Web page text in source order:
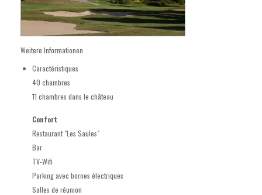
Weitere Informationen
Caractéristiques
40 chambres
11 chambres dans le château
Confort
Restaurant "Les Saules"
Bar
TV-Wifi
Parking avec bornes électriques
Salles de réunion